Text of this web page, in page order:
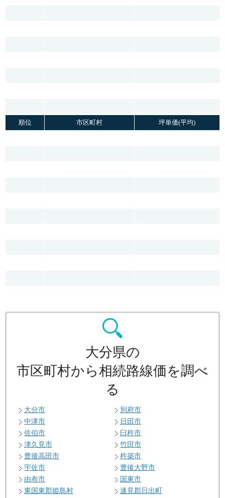
順位 市区町村 坪単価(平均)
大分県の
市区町村から相続路線価を調べ
る
大分市
別府市
中津市
日田市
佐伯市
臼杵市
津久見市
竹田市
豊後高田市
杵築市
宇佐市
豊後大野市
由布市
国東市
東国東郡姫島村
速見郡日出町